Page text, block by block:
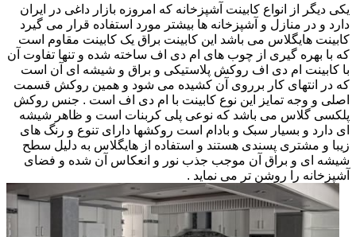
یکی دیگر از انواع کابینت آشپزخانه که امروزه بازار داغی در ایران
دارد و در منازل و آشپزخانه ها بیشتر مورد استفاده قرار می گیرد
کابینت هایگلاس می باشد این کابینت براق یک کابینت مقاوم است
که با بهره گیری از چوب های ام دی اف ساخته شده و تنها تفاوت آن
با کابینت ام دی اف روکش پلاستیکی و براق و شیشه ای آن است
که در انتهای کار برروی آن کشیده می شود و همین روکش قسمت
اصلی و وجه تمایز این نوع کابینت با ام دی اف است . جنس روکش
پلکسی گلاس می باشد که نوعی پلی کربنات است و ظاهر شیشه
ای دارد و بسیار سبک و بادام است روکشها دارای تنوع و رنگ های
زیبا و مشتری پسندی هستند و استفاده از هایگلاس به دلیل سطح
شیشه ای و براق آن موجب جذب نور و انعکاس آن شده و فضای
آشپزخانه را روشن تر می نماید .